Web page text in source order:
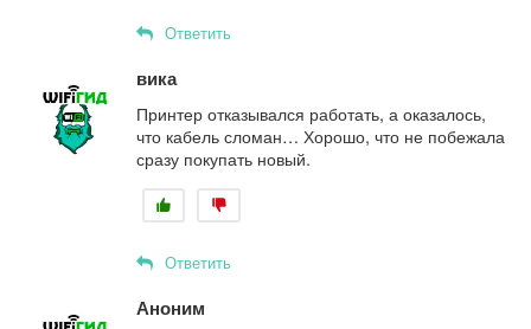
Ответить
вика
Принтер отказывался работать, а оказалось,
что кабель сломан… Хорошо, что не побежала
сразу покупать новый.
Ответить
Аноним